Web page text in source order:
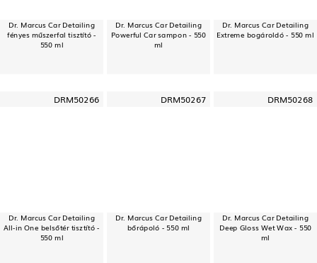
Dr. Marcus Car Detailing
fényes műszerfal tisztító -
550 ml
Dr. Marcus Car Detailing
Powerful Car sampon - 550
ml
Dr. Marcus Car Detailing
Extreme bogároldó - 550 ml
DRM50266
Dr. Marcus Car Detailing
All-in One belsőtér tisztító -
550 ml
DRM50267
Dr. Marcus Car Detailing
bőrápoló - 550 ml
DRM50268
Dr. Marcus Car Detailing
Deep Gloss Wet Wax - 550
ml